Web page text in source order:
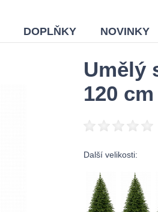
DOPLŇKY NOVINKY
Umělý
120 cm
Další velikosti: